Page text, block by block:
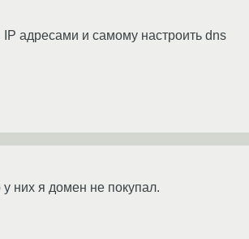
адресами и самому настроить dns
них я домен не покупал.